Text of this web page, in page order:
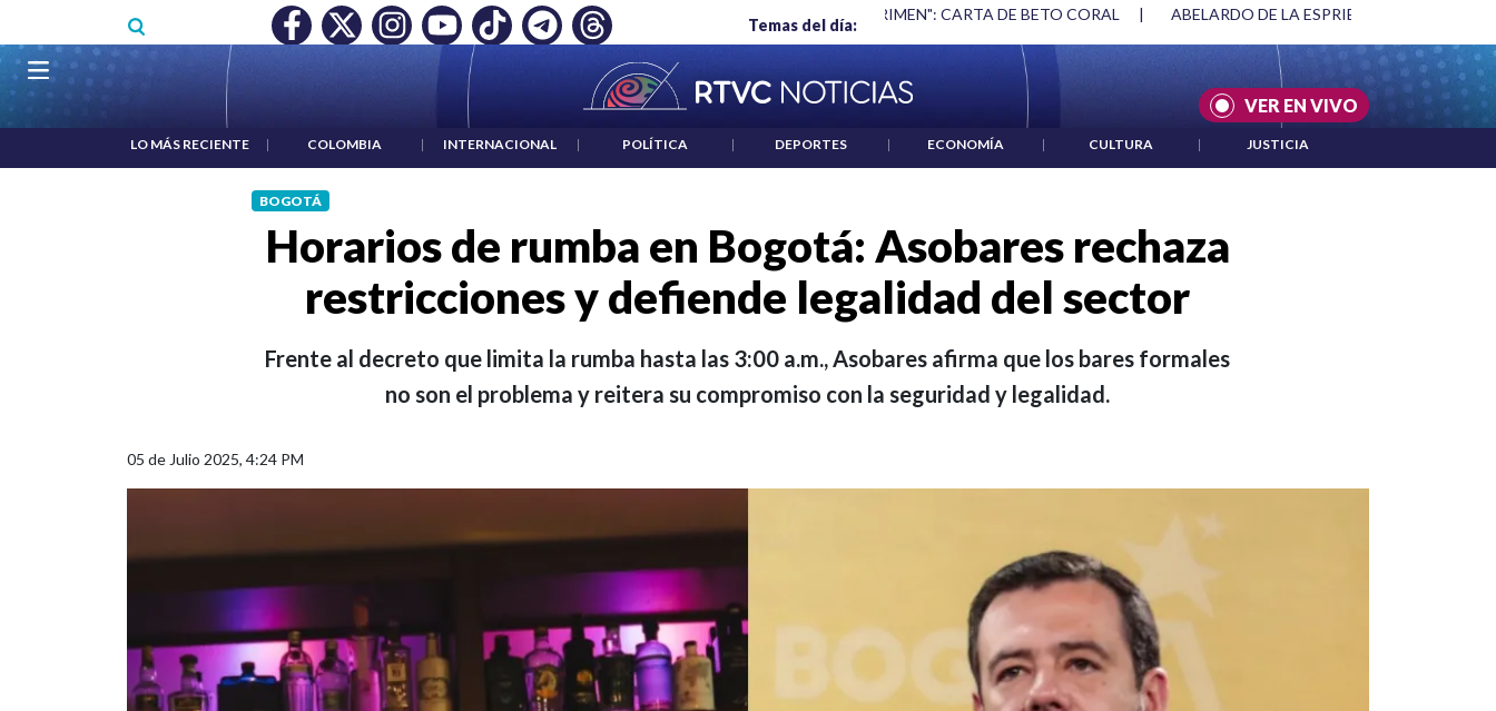
Temas del día:
RECONOCIMIENTO A RTVC SALARIO MÍNIMO NO DESTRUYÓ EMPLEO: JP MORGAN "HABLAR NO ES UN CRIMEN": CARTA DE BETO CORAL | ABELARDO DE LA ESPRIELLA Y DMG
VER EN VIVO
Navegación principal
LO MÁS RECIENTE | COLOMBIA | INTERNACIONAL | POLÍTICA | DEPORTES | ECONOMÍA | CULTURA | JUSTICIA
BOGOTÁ
Horarios de rumba en Bogotá: Asobares rechaza
restricciones y defiende legalidad del sector
Frente al decreto que limita la rumba hasta las 3:00 a.m., Asobares afirma que los bares formales
no son el problema y reitera su compromiso con la seguridad y legalidad.
05 de Julio 2025, 4:24 PM